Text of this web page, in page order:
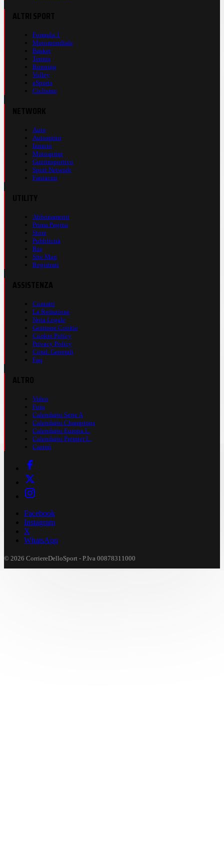
Formula 1
Motomondiale
Basket
Tennis
Running
Volley
eSports
Ciclismo
Auto
Autosprint
Inmoto
Motosprint
Guerinsportivo
Sport Network
Fantacup
Abbonamenti
Prima Pagina
Store
Pubblicità
Rss
Site Map
Registrati
Contatti
La Redazione
Nota Legale
Gestione Cookie
Cookie Policy
Privacy Policy
Cond. Generali
Faq
Video
Foto
Calendario Serie A
Calendario Champions
Calendario Europa L.
Calendario Premier L.
Casinò
Facebook
Instagram
X
WhatsApp
© 2026 CorriereDelloSport - P.Iva 00878311000